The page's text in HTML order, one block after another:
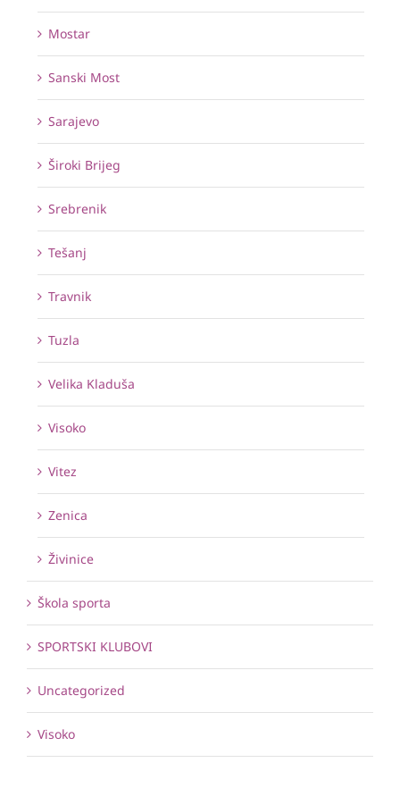
Mostar
Sanski Most
Sarajevo
Široki Brijeg
Srebrenik
Tešanj
Travnik
Tuzla
Velika Kladuša
Visoko
Vitez
Zenica
Živinice
Škola sporta
SPORTSKI KLUBOVI
Uncategorized
Visoko